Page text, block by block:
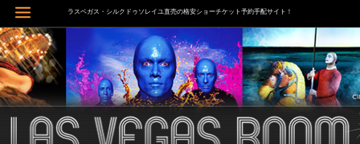
を
ス
キ
ッ
プ
Main
Menu
ラスベガス・シルクドゥソレイユ直売の格安ショーチケット予約手配サイト！